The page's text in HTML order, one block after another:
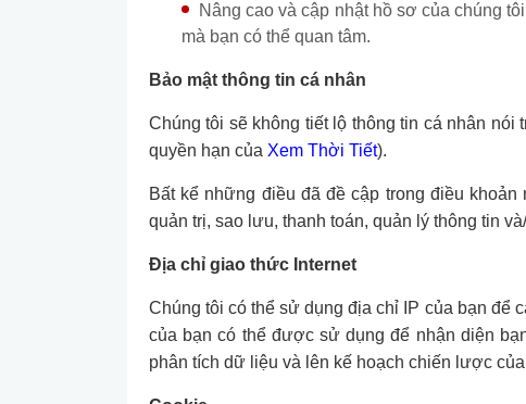
Nâng cao và cập nhật hồ sơ của chúng
mà bạn có thể quan tâm.
Bảo mật thông tin cá nhân
Chúng tôi sẽ không tiết lộ thông tin cá nhân
quyền hạn của Xem Thời Tiết).
Bất kể những điều đã đề cập trong điều
quản trị, sao lưu, thanh toán, quản lý thông tin
Địa chỉ giao thức Internet
Chúng tôi có thể sử dụng địa chỉ IP của bạn để
của bạn có thể được sử dụng để nhận diện
phân tích dữ liệu và lên kế hoạch chiến lược